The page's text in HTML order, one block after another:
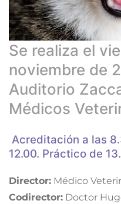
Se realiza el
noviembre de
Auditorio
Médicos
Acreditación a las
12.00. Práctico de
Director: Médico
Codirector: Doctor